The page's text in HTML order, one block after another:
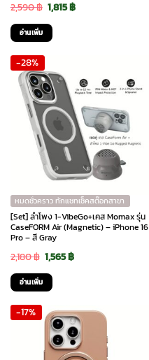
2,590฿ Original
price
was:
1,815฿Current
อ่านเพิ่ม
-28%
หมดชั่วคราว ทักแชทเช็คสต๊อกสาขา
[Set] ลำโพง 1-VibeGo+เคส Momax รุ่น
CaseFORM Air (Magnetic) – iPhone 16
Pro – สี Gray
2,180฿ Original
price
was:
2,180 ฿.
1,565฿Current
1,565 ฿.
อ่านเพิ่ม
-17%